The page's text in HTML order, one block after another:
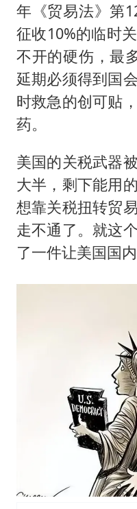
年《贸易法》第
征收10%的临时
不开的硬伤，最
延期必须得到国
时救急的创可贴
药。
美国的关税武器
大半，剩下能用
想靠关税扭转贸
走不通了。就这
了一件让美国国